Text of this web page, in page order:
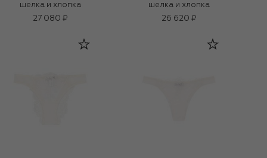
шелка и хлопка
27 080 ₽
шелка и хлопка
26 620 ₽